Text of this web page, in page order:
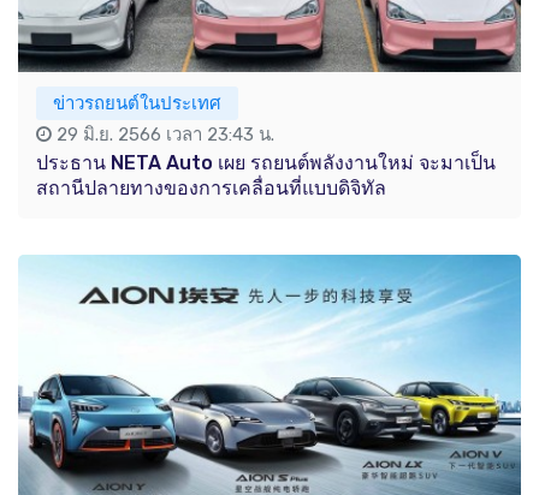
ข่าวรถยนต์ในประเทศ
29 มิ.ย. 2566 เวลา 23:43 น.
ประธาน NETA Auto เผย รถยนต์พลังงานใหม่ จะมาเป็น
สถานีปลายทางของการเคลื่อนที่แบบดิจิทัล